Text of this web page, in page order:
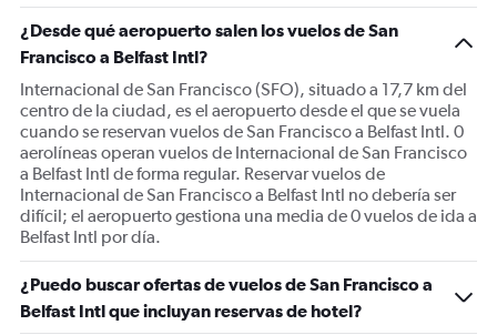
¿Desde qué aeropuerto salen los vuelos de San
Francisco a Belfast Intl?
Internacional de San Francisco (SFO), situado a 17,7 km del
centro de la ciudad, es el aeropuerto desde el que se vuela
cuando se reservan vuelos de San Francisco a Belfast Intl. 0
aerolíneas operan vuelos de Internacional de San Francisco
a Belfast Intl de forma regular. Reservar vuelos de
Internacional de San Francisco a Belfast Intl no debería ser
difícil; el aeropuerto gestiona una media de 0 vuelos de ida a
Belfast Intl por día.
¿Puedo buscar ofertas de vuelos de San Francisco a
Belfast Intl que incluyan reservas de hotel?